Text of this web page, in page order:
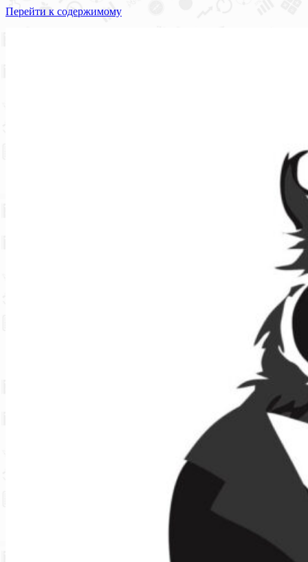
Перейти к содержимому